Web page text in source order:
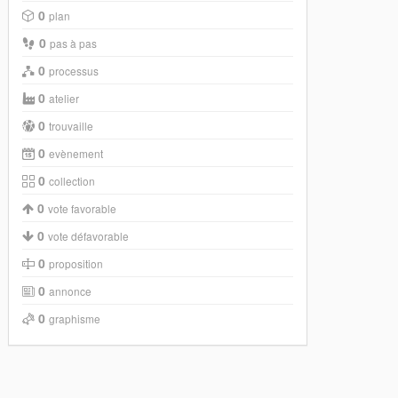
0 plan
0 pas à pas
0 processus
0 atelier
0 trouvaille
0 evènement
0 collection
0 vote favorable
0 vote défavorable
0 proposition
0 annonce
0 graphisme